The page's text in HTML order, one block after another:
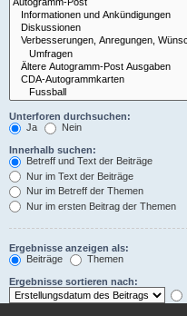
Unterforen durchsuchen:
Ja
Nein
Innerhalb suchen:
Betreff und Text der Beiträge
Nur im Text der Beiträge
Nur im Betreff der Themen
Nur im ersten Beitrag der Themen
Ergebnisse anzeigen als:
Beiträge
Themen
Ergebnisse sortieren nach: